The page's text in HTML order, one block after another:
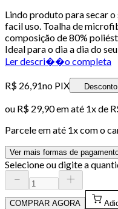
Lindo produto para secar o
facil uso. Toalha de
composição de 80%
Ideal para o dia a dia do
Ler descri��o completa
R$ 26,91no PIX Desconto
ou R$ 29,90em até 1x de
Parcele em até 1x com o
Ver mais formas de
Selecione ou digite a
COMPRAR AGORA